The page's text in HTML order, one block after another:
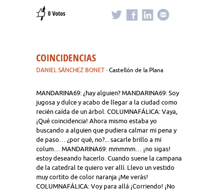
0 Votos
COINCIDENCIAS
DANIEL SÁNCHEZ BONET · Castellón de la Plana
MANDARINA69: ¿hay alguien? MANDARINA69: Soy
jugosa y dulce y acabo de llegar a la ciudad como
recién caída de un árbol. COLUMNAFÁLICA: Vaya,
¡Qué coincidencia! Ahora mismo estaba yo
buscando a alguien que pudiera calmar mi pena y
de paso… ¿por qué, no?... sacarle brillo a mi
colum… MANDARINA69: mmmmm… ¡no sigas!
estoy deseando hacerlo. Cuando suene la campana
de la catedral te quiero ver allí. Llevo un vestido
muy cortito de color naranja ¡Me verás!
COLUMNAFÁLICA: Voy para allá ¡Corriendo! ¡No